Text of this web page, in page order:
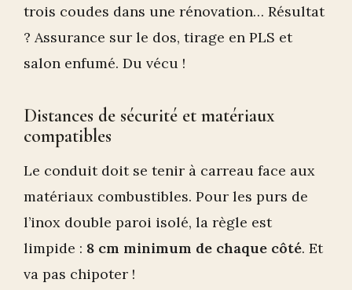
trois coudes dans une rénovation… Résultat
? Assurance sur le dos, tirage en PLS et
salon enfumé. Du vécu !
Distances de sécurité et matériaux
compatibles
Le conduit doit se tenir à carreau face aux
matériaux combustibles. Pour les purs de
l’inox double paroi isolé, la règle est
limpide : 8 cm minimum de chaque côté . Et
va pas chipoter !